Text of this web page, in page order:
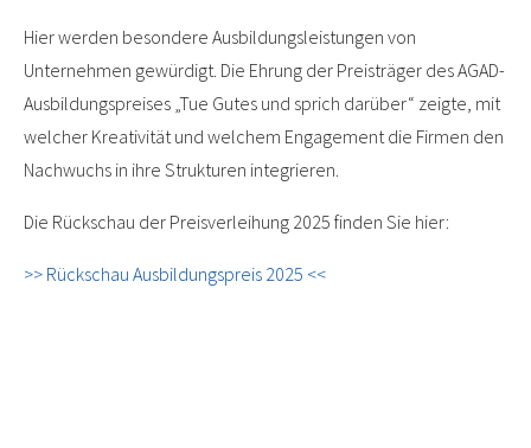
Hier werden besondere Ausbildungsleistungen von
Unternehmen gewürdigt. Die Ehrung der Preisträger des AGAD-
Ausbildungspreises „Tue Gutes und sprich darüber“ zeigte, mit
welcher Kreativität und welchem Engagement die Firmen den
Nachwuchs in ihre Strukturen integrieren.
Die Rückschau der Preisverleihung 2025 finden Sie hier:
>> Rückschau Ausbildungspreis 2025 <<